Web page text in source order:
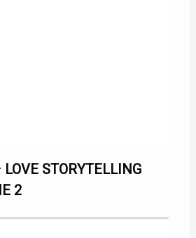
STORYTELLING
2